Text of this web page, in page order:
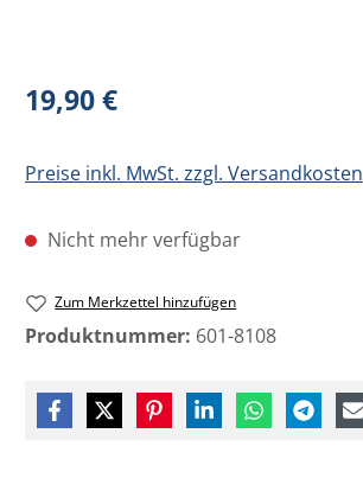
Regulärer Preis:
19,90 €
Preise inkl. MwSt. zzgl. Versandkosten
Nicht mehr verfügbar
Zum Merkzettel hinzufügen
Produktnummer: 601-8108